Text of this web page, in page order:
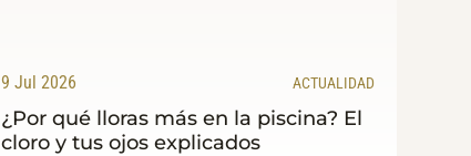
9 Jul 2026 ACTUALIDAD
¿Por qué lloras más en la piscina? El
cloro y tus ojos explicados